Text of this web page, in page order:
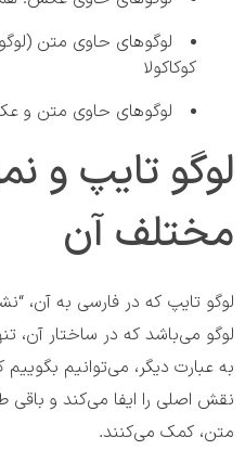
لوگو‌های حاوی متن
کوکاکولا
لوگوهای حاوی متن و
لوگو تایپ و
مختلف آن
لوگو تایپ که در فارسی به آن،
لوگو می‌باشد که در ساختار آن،
به عبارت دیگر، می‌توانیم بگوییم
نقش اصلی را ایفا می‌کند و باقی
متن، کمک می‌کنند.